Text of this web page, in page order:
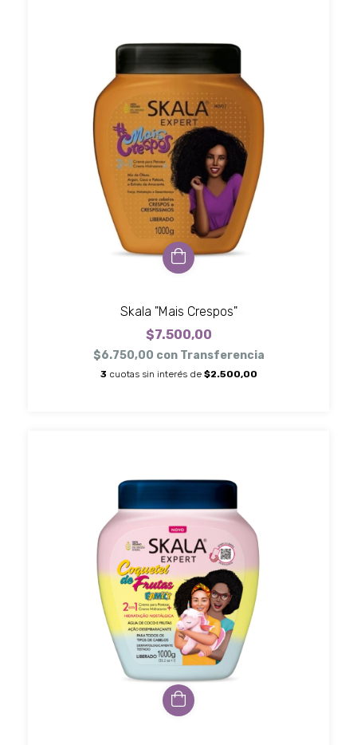
Skala "Mais Crespos"
$7.500,00
$6.750,00 con Transferencia
3 cuotas sin interés de $2.500,00